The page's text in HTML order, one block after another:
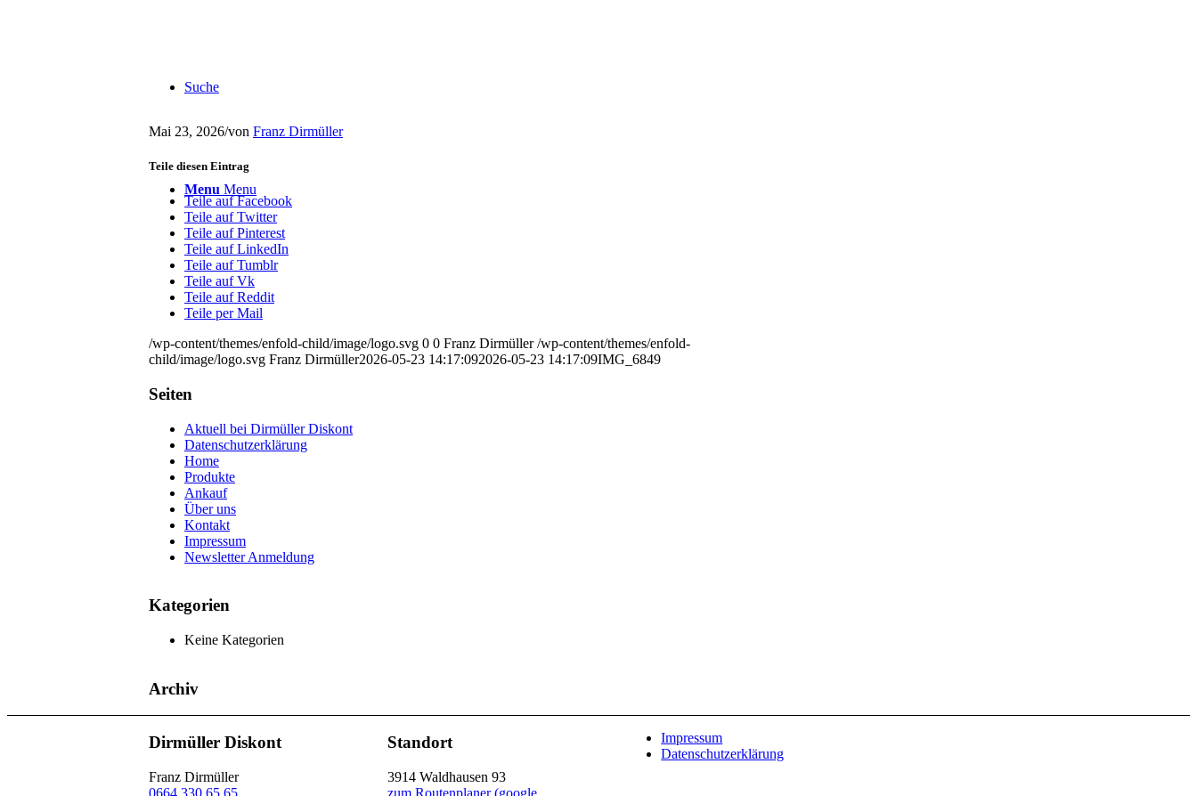
Suche
Menu Menu
Mai 23, 2026/von Franz Dirmüller
Teile diesen Eintrag
Teile auf Facebook
Teile auf Twitter
Teile auf Pinterest
Teile auf LinkedIn
Teile auf Tumblr
Teile auf Vk
Teile auf Reddit
Teile per Mail
/wp-content/themes/enfold-child/image/logo.svg 0 0 Franz Dirmüller /wp-content/themes/enfold-
child/image/logo.svg Franz Dirmüller2026-05-23 14:17:092026-05-23 14:17:09IMG_6849
Seiten
Aktuell bei Dirmüller Diskont
Datenschutzerklärung
Home
Produkte
Ankauf
Über uns
Kontakt
Impressum
Newsletter Anmeldung
Kategorien
Keine Kategorien
Archiv
Dirmüller Diskont
Franz Dirmüller
0664 330 65 65
Standort
3914 Waldhausen 93
zum Routenplaner (google
Impressum
Datenschutzerklärung